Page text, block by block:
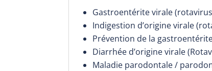
Gastroentérite virale
Indigestion d’origine virale
Prévention de la
Diarrhée d’origine virale
Maladie parodontale /